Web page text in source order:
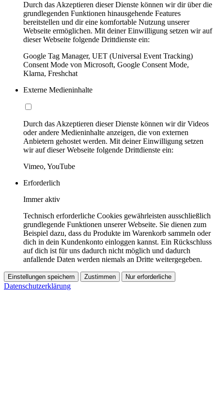
Durch das Akzeptieren dieser Dienste können wir dir über die
grundlegenden Funktionen hinausgehende Features
bereitstellen und dir eine komfortable Nutzung unserer
Webseite ermöglichen. Mit deiner Einwilligung setzen wir auf
dieser Webseite folgende Drittdienste ein:
Google Tag Manager, UET (Universal Event Tracking)
Consent Mode von Microsoft, Google Consent Mode,
Klarna, Freshchat
Externe Medieninhalte
Durch das Akzeptieren dieser Dienste können wir dir Videos
oder andere Medieninhalte anzeigen, die von externen
Anbietern gehostet werden. Mit deiner Einwilligung setzen
wir auf dieser Webseite folgende Drittdienste ein:
Vimeo, YouTube
Erforderlich
Immer aktiv
Technisch erforderliche Cookies gewährleisten ausschließlich
grundlegende Funktionen unserer Webseite. Sie dienen zum
Beispiel dazu, dass du Produkte im Warenkorb sammeln oder
dich in dein Kundenkonto einloggen kannst. Ein Rückschluss
auf dich ist für uns dadurch nicht möglich und dadurch
anfallende Daten werden niemals an Dritte weitergegeben.
Einstellungen speichern Zustimmen Nur erforderliche
Datenschutzerklärung